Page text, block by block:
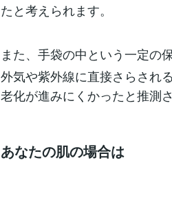
たと考えられます。
また、手袋の中という一定の
外気や紫外線に直接さらされ
老化が進みにくかったと推測さ
あなたの肌の場合は